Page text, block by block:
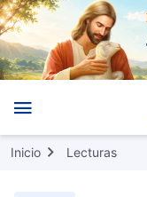
Inicio Lecturas